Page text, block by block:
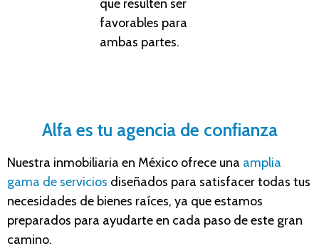
que resulten ser
favorables para
ambas partes.
Alfa es tu agencia de confianza
Nuestra inmobiliaria en México ofrece una amplia
gama de servicios diseñados para satisfacer todas tus
necesidades de bienes raíces, ya que estamos
preparados para ayudarte en cada paso de este gran
camino.